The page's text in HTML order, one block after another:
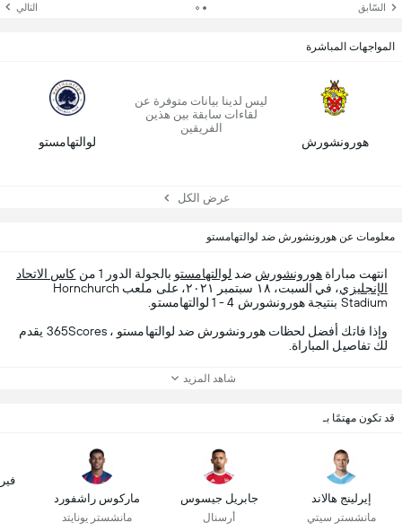
السّابق التالي
المواجهات المباشرة
هورونشورش
ليس لدينا بيانات متوفرة عن
لقاءات سابقة بين هذين
الفريقين
لوالتهامستو
عرض الكل
معلومات عن هورونشورش ضد لوالتهامستو
انتهت مباراة هورونشورش ضد لوالتهامستو بالجولة الدور 1 من
كاس الاتحاد
الإنجليزي
، في السبت، ١٨ سبتمبر ٢٠٢١، على ملعب Hornchurch
Stadium بنتيجة هورونشورش 4 - 1 لوالتهامستو.
وإذا فاتك أفضل لحظات هورونشورش ضد لوالتهامستو ، 365Scores يقدم
لك تفاصيل المباراة.
شاهد المزيد
قد تكون مهتمًا بـ
إيرلينج هالاند
مانشستر سيتي
جابريل جيسوس
أرسنال
ماركوس راشفورد
مانشستر يونايتد